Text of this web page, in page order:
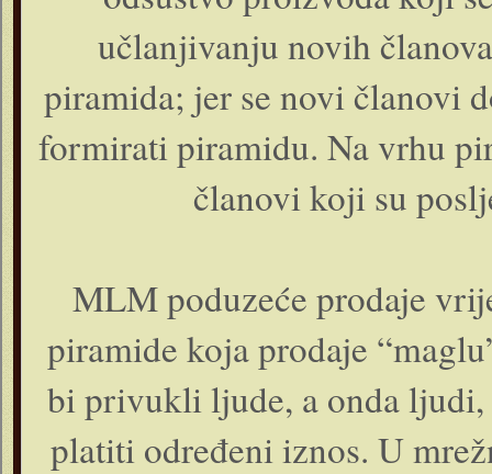
učlanjivanju novih
piramida; jer se novi članovi
formirati piramidu. Na vrhu
članovi koji su
MLM poduzeće prodaje
piramide koja prodaje
bi privukli ljude, a onda
platiti određeni iznos. U